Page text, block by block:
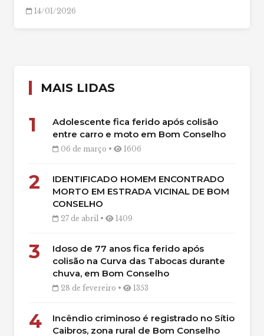
14/01/2026
MAIS LIDAS
1
Adolescente fica ferido após colisão
entre carro e moto em Bom Conselho
06 de março • 1606
2
IDENTIFICADO HOMEM ENCONTRADO
MORTO EM ESTRADA VICINAL DE BOM
CONSELHO
27 de abril • 1409
3
Idoso de 77 anos fica ferido após
colisão na Curva das Tabocas durante
chuva, em Bom Conselho
28 de fevereiro • 1353
4
Incêndio criminoso é registrado no Sítio
Caibros, zona rural de Bom Conselho